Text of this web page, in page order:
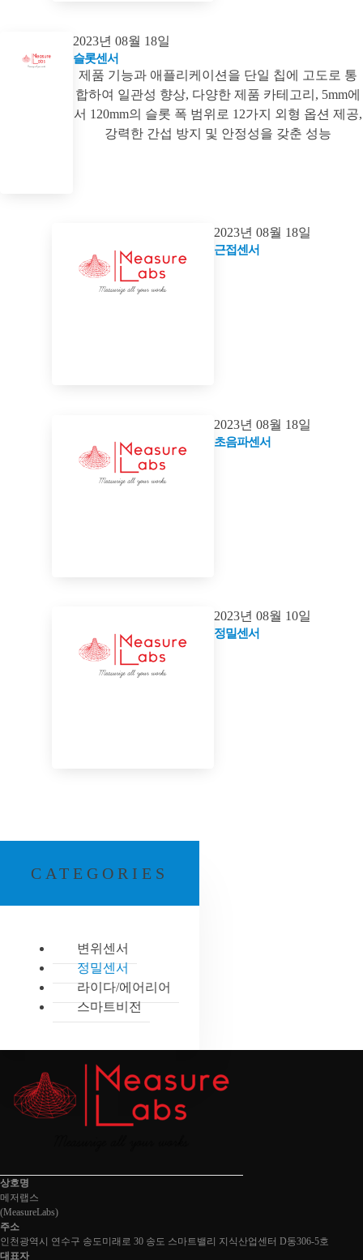
2023년 08월 18일
슬롯센서
제품 기능과 애플리케이션을 단일 칩에 고도로 통
합하여 일관성 향상, 다양한 제품 카테고리, 5mm에
서 120mm의 슬롯 폭 범위로 12가지 외형 옵션 제공,
강력한 간섭 방지 및 안정성을 갖춘 성능
2023년 08월 18일
근접센서
2023년 08월 18일
초음파센서
2023년 08월 10일
정밀센서
CATEGORIES
변위센서
정밀센서
라이다/에어리어
스마트비전
상호명
메저랩스
(MeasureLabs)
주소
인천광역시 연수구 송도미래로 30 송도 스마트밸리 지식산업센터 D동306-5호
대표자